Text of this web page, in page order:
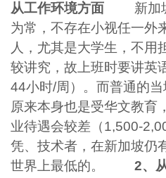
从工作环境方面 新加坡
为常，不存在小视任一外
人，尤其是大学生，不用
较讲究，故上班时要讲英
44小时/周）。而普通的
原来本身也是受华文教育
业待遇会较差（1,500-
凭、技术者，在新加坡仍
世界上最低的。
2、从